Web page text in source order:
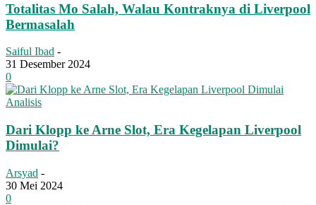
Totalitas Mo Salah, Walau Kontraknya di Liverpool
Bermasalah
Saiful Ibad -
31 Desember 2024
0
Analisis
Dari Klopp ke Arne Slot, Era Kegelapan Liverpool
Dimulai?
Arsyad -
30 Mei 2024
0